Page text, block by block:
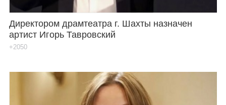
Директором драмтеатра г. Шахты назначен
артист Игорь Тавровский
+2050